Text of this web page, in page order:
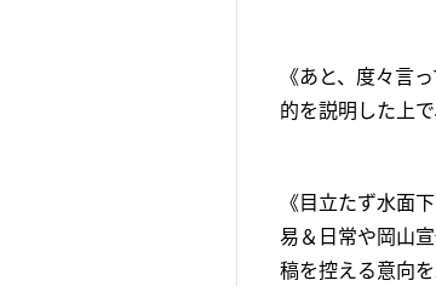
《あと、度々言
的を説明した上で
《目立たず水面
易＆日常や岡山
稿を控える意向を